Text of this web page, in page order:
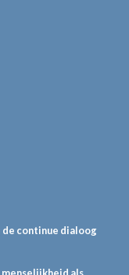
continue dialoog
als